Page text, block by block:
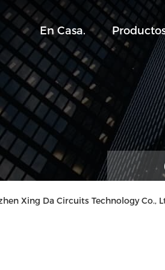
En Casa.
Xing Da Circuits Technology Co.,